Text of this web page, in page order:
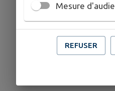
Mesure
REFUSER